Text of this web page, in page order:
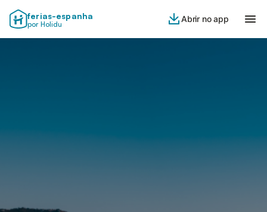
ferias-espanha
por Holidu
Abrir no app